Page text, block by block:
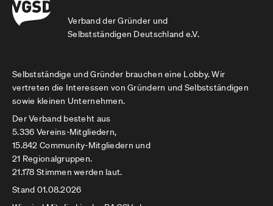
Verband der Gründer und
Selbstständigen Deutschland e.V.
Selbstständige und Gründer brauchen eine Lobby. Wir
vertreten die Interessen von Gründern und Selbstständigen
sowie kleinen Unternehmen.
Der Verband besteht aus
5.336 Vereins-Mitgliedern,
15.842 Community-Mitgliedern und
21 Regionalgruppen.
21.178 Stimmen werden laut.
Stand 01.08.2026